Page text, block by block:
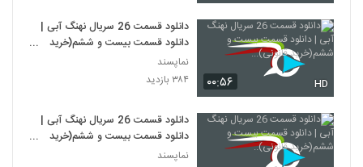
۰۰:۵۶ HD
دانلود قسمت 26 سریال نهنگ آبی |
دانلود قسمت بیست و ششم(خرید
قانونی)...
نماپسند
۳۸۴ بازدید
دانلود قسمت 26 سریال نهنگ آبی |
دانلود قسمت بیست و ششم(خرید
قانونی)..
نماپسند